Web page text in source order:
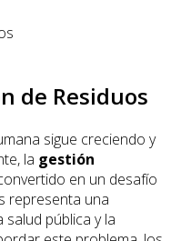
de Residuos
sigue creciendo y
la gestión
en un desafío
representa una
pública y la